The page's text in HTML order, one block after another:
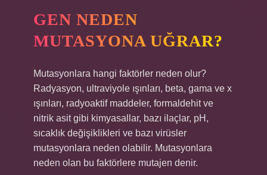
GEN NEDEN
MUTASYONA UĞRAR?
Mutasyonlara hangi faktörler neden olur?
Radyasyon, ultraviyole ışınları, beta, gama ve x
ışınları, radyoaktif maddeler, formaldehit ve
nitrik asit gibi kimyasallar, bazı ilaçlar, pH,
sıcaklık değişiklikleri ve bazı virüsler
mutasyonlara neden olabilir. Mutasyonlara
neden olan bu faktörlere mutajen denir.